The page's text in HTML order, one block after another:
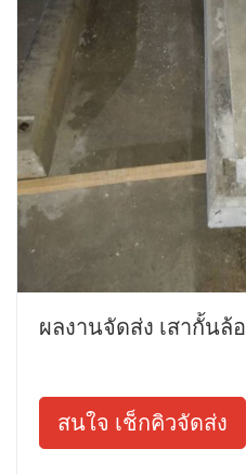
ผลงานจัดส่ง เสากั้นล้อ
สนใจ เช็กคิวจัดส่ง